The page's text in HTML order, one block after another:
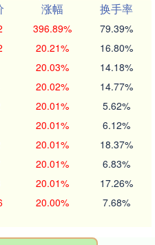
涨幅
换手率
396.89% 79.39%
20.21% 16.80%
20.03% 14.18%
20.02% 14.77%
20.01% 5.62%
20.01% 6.12%
20.01% 18.37%
20.01% 6.83%
20.01% 17.26%
20.00% 7.68%